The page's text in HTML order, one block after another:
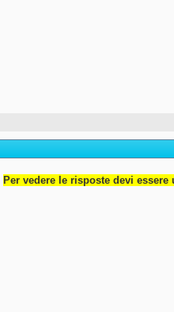
Per vedere le risposte devi